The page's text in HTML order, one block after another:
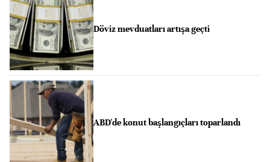
Döviz mevduatları artışa geçti
ABD'de konut başlangıçları toparlandı